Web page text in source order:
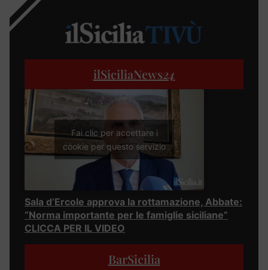
ilSiciliaNews24
Fai clic per accettare i
cookie per questo servizio
Sala d’Ercole approva la rottamazione, Abbate:
“Norma importante per le famiglie siciliane”
CLICCA PER IL VIDEO
BarSicilia